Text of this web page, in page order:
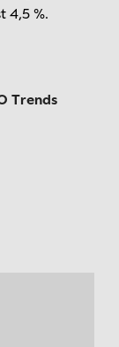
4,5 %.
Trends